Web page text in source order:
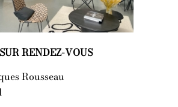
RENDEZ-VOUS
Rousseau